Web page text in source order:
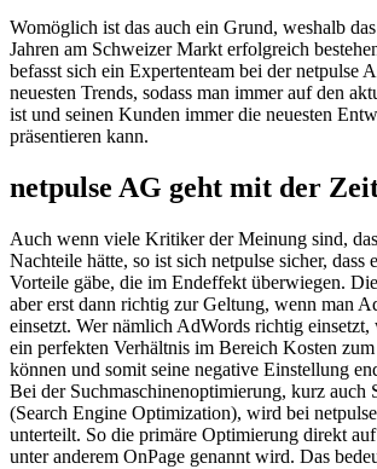
Womöglich ist das auch ein Grund, weshalb
Jahren am Schweizer Markt erfolgreich
befasst sich ein Expertenteam bei der netpulse
neuesten Trends, sodass man immer auf den
ist und seinen Kunden immer die neuesten
präsentieren kann.
netpulse AG geht mit der
Auch wenn viele Kritiker der Meinung sind,
Nachteile hätte, so ist sich netpulse sicher, dass
Vorteile gäbe, die im Endeffekt überwiegen.
aber erst dann richtig zur Geltung, wenn man
einsetzt. Wer nämlich AdWords richtig
ein perfekten Verhältnis im Bereich Kosten
können und somit seine negative Einstellung
Bei der Suchmaschinenoptimierung, kurz auch
(Search Engine Optimization), wird bei
unterteilt. So die primäre Optimierung direkt
unter anderem OnPage genannt wird. Das